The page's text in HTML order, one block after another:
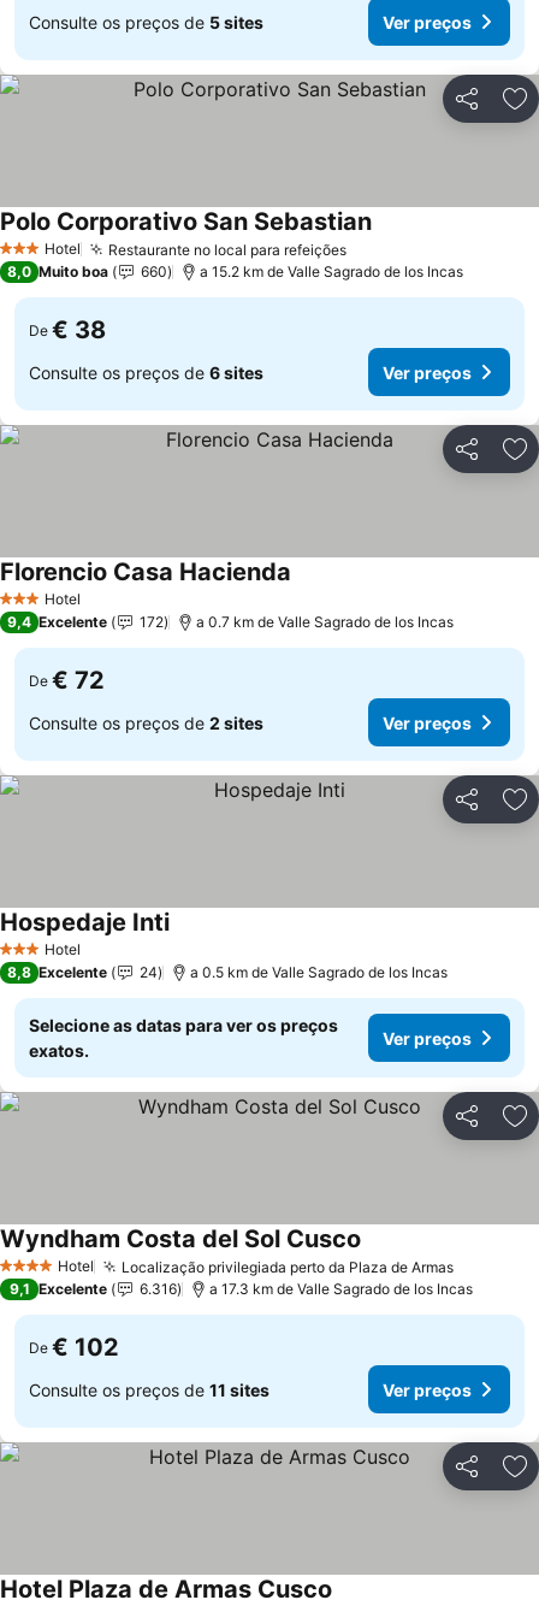
Consulte os preços de 5 sites Ver preços
Partilhar
3 EstrelasHotel Restaurante no local para refeições
Polo Corporativo San Sebastian
8,0 Muito boa 660 a 15.2 km de Valle Sagrado de los Incas
De € 38
Consulte os preços de 6 sites Ver preços
Partilhar
3 EstrelasHotel
Florencio Casa Hacienda
9,4 Excelente 172 a 0.7 km de Valle Sagrado de los Incas
De € 72
Consulte os preços de 2 sites Ver preços
Partilhar
3 EstrelasHotel
Hospedaje Inti
8,8 Excelente 24 a 0.5 km de Valle Sagrado de los Incas
Selecione as datas para ver os preços
exatos.
Ver preços
Partilhar
4 EstrelasHotel Localização privilegiada perto da Plaza de Armas
Wyndham Costa del Sol Cusco
9,1 Excelente 6.316 a 17.3 km de Valle Sagrado de los Incas
De € 102
Consulte os preços de 11 sites Ver preços
Partilhar
Hotel Plaza de Armas Cusco